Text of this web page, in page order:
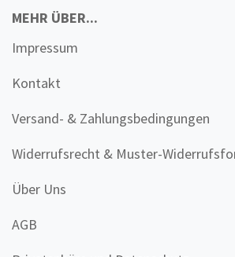
MEHR ÜBER...
Impressum
Kontakt
Versand- & Zahlungsbedingungen
Widerrufsrecht & Muster-
Über Uns
AGB